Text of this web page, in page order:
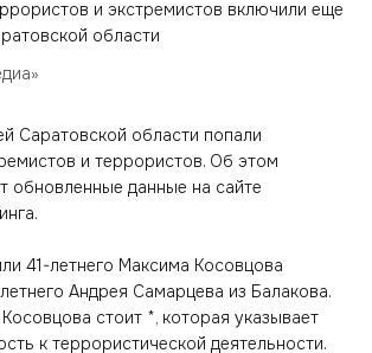
Саратовской области попали
и террористов. Об этом
обновленные данные на сайте
41-летнего Максима Косовцова
Андрея Самарцева из Балакова.
стоит *, которая указывает
к террористической деятельности.